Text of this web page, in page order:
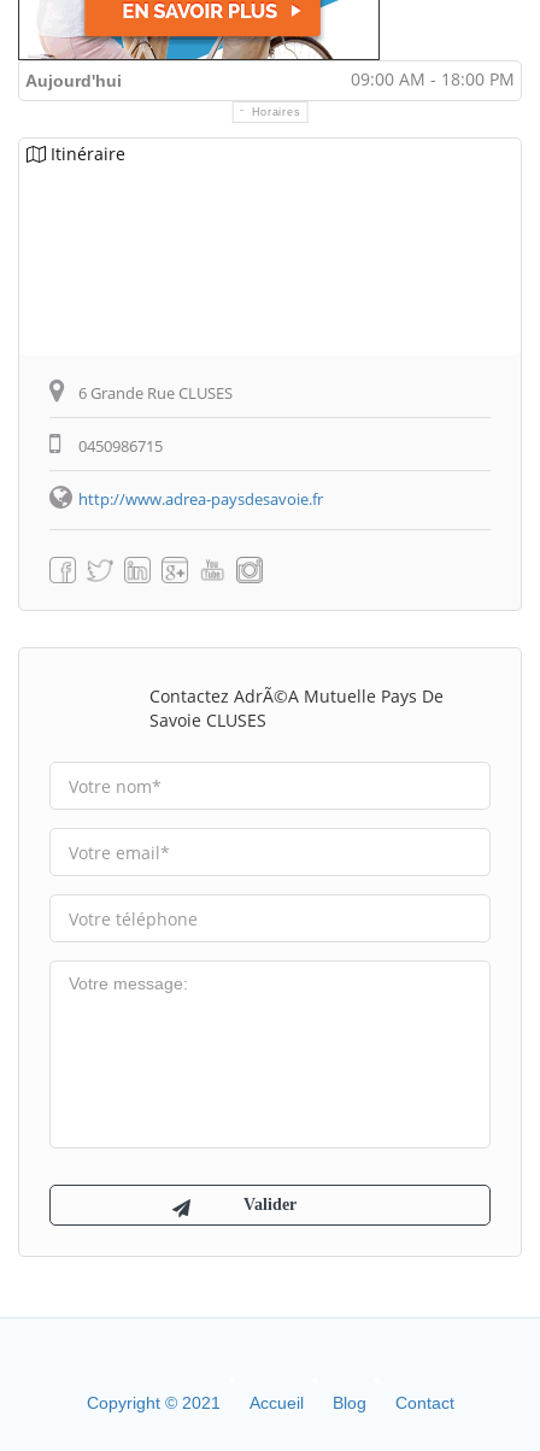
Aujourd'hui 09:00 AM - 18:00 PM
Horaires
Itinéraire
6 Grande Rue CLUSES
0450986715
http://www.adrea-paysdesavoie.fr
Contactez AdrÃ©a Mutuelle Pays De
Savoie CLUSES
Copyright © 2021 Accueil Blog Contact